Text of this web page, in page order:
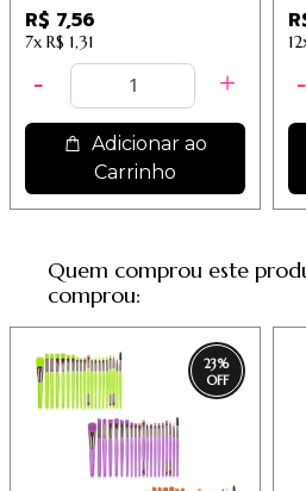
R$ 7,56
7x R$ 1,31
Adicionar ao
Carrinho
Quem comprou este
comprou:
23%